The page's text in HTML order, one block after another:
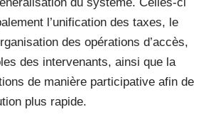
l’unification des taxes, le
des opérations d’accès,
des intervenants, ainsi que la
de manière participative afin de
plus rapide.